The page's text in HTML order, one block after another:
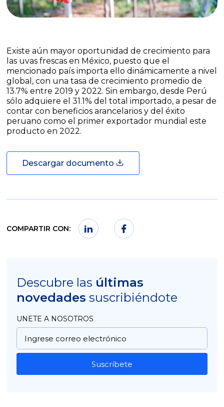
Existe aún mayor oportunidad de crecimiento para
las uvas frescas en México, puesto que el
mencionado país importa ello dinámicamente a nivel
global, con una tasa de crecimiento promedio de
13.7% entre 2019 y 2022. Sin embargo, desde Perú
sólo adquiere el 31.1% del total importado, a pesar de
contar con beneficios arancelarios y del éxito
peruano como el primer exportador mundial este
producto en 2022.
Descargar documento
COMPARTIR CON:
Descubre las últimas
novedades suscribiéndote
UNETE A NOSOTROS
Suscríbete